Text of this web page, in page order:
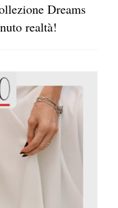
Dreams
realtà!